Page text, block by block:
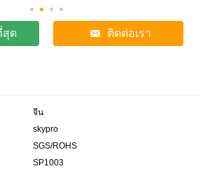
สุด ติดต่อเรา
จีน
skypro
SGS/ROHS
SP1003